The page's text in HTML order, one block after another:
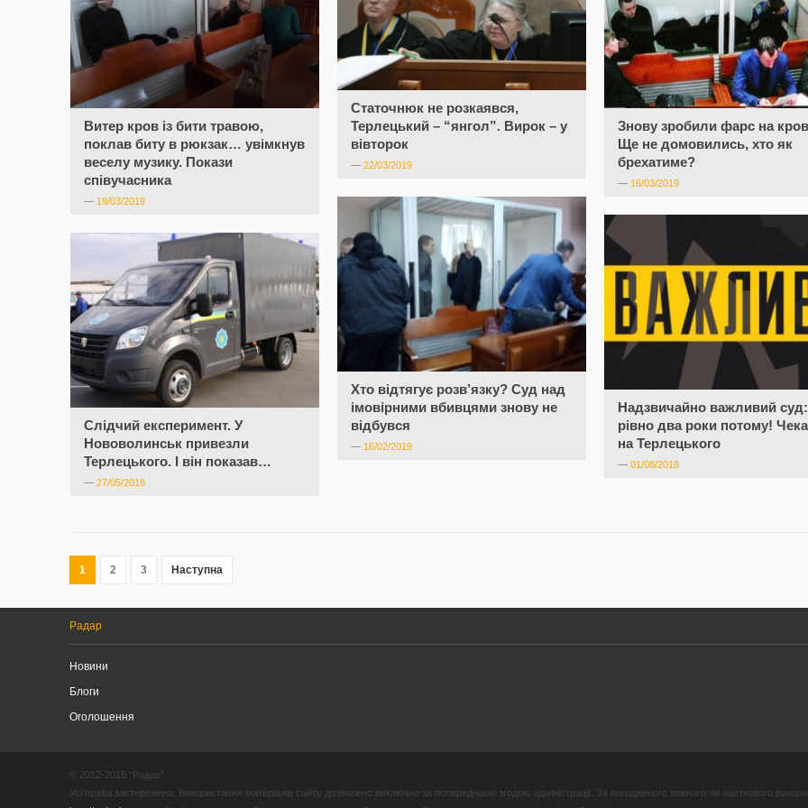
Статочнюк не розкаявся,
Терлецький – “янгол”. Вирок – у
вівторок
— 22/03/2019
Витер кров із бити травою,
поклав биту в рюкзак… увімкнув
веселу музику. Покази
співучасника
— 19/03/2019
Знову зробили фарс на
Ще не домовились, хто як
брехатиме?
— 16/03/2019
Хто відтягує розв’язку? Суд над
імовірними вбивцями знову не
відбувся
— 16/02/2019
Надзвичайно важливий суд:
рівно два роки потому!
на Терлецького
— 01/08/2018
Слідчий експеримент. У
Нововолинськ привезли
Терлецького. І він показав…
— 27/05/2018
1 2 3 Наступна
Радар
Новини
Блоги
Оголошення
© 2012-2016 “Радар”
Усі права застережено. Використання матеріалів сайту дозволено виключно за попередньою згодою адміністрації. За погодженого повного чи часткового